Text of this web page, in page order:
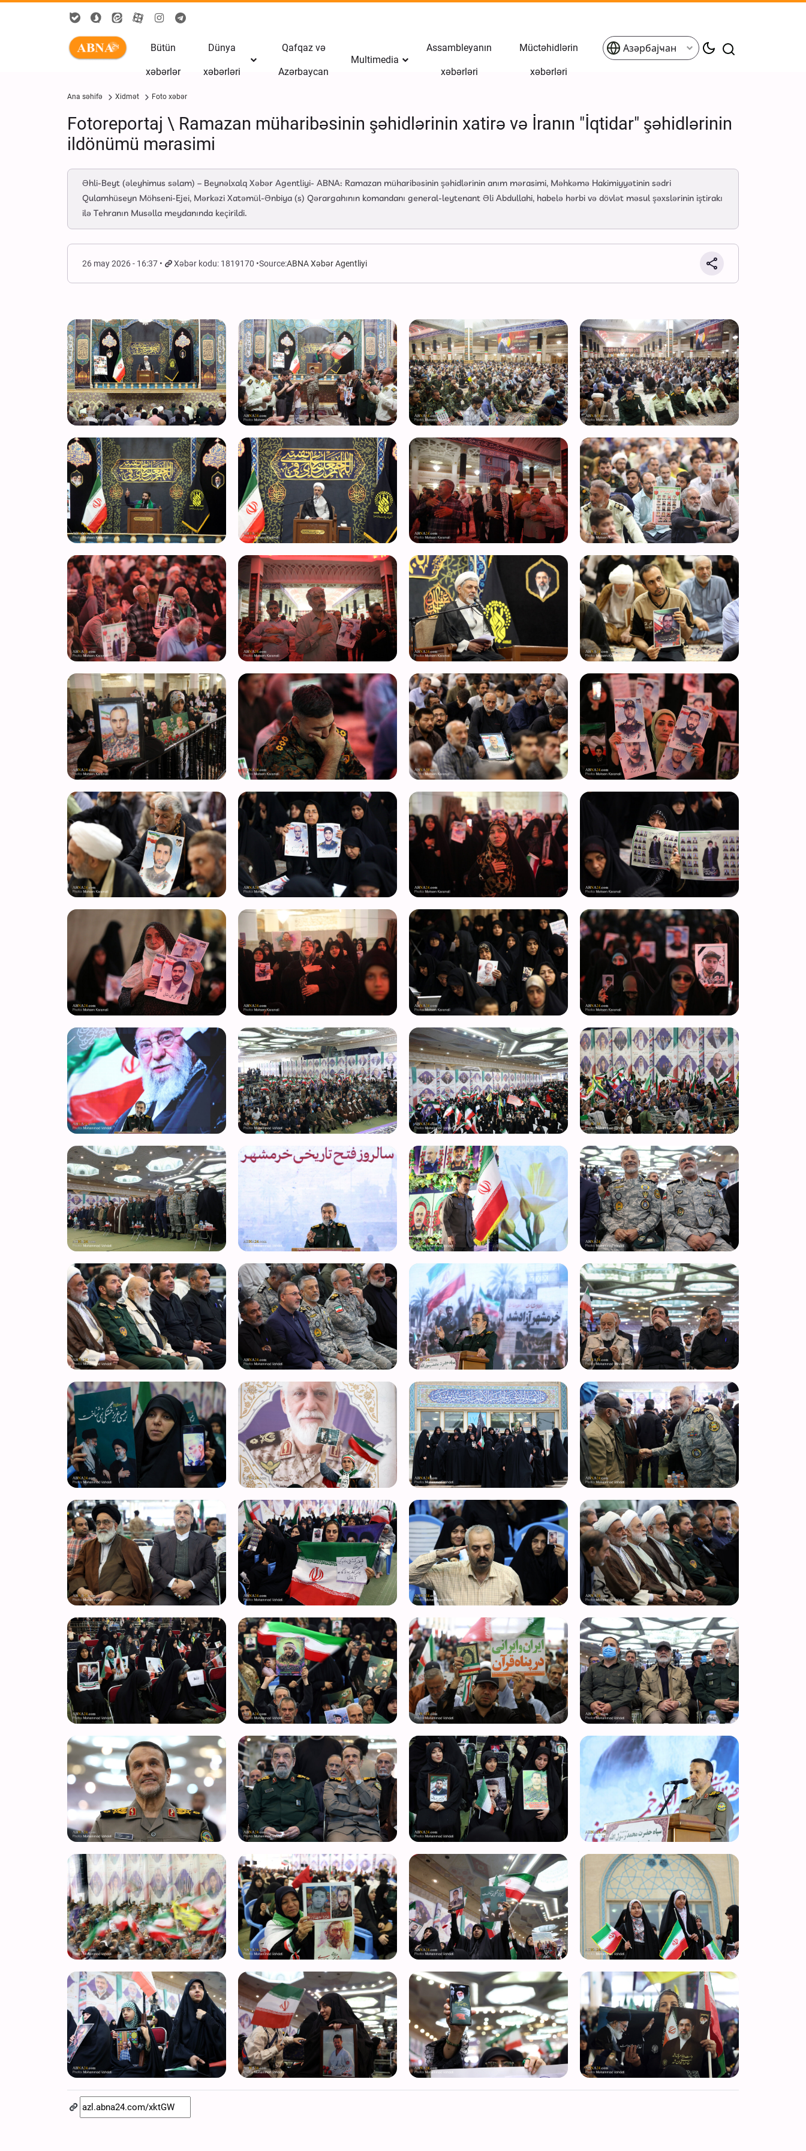
Bütün
xəbərlər
Dünya
xəbərləri
Qafqaz və
Azərbaycan
Multimedia
Assambleyanın
xəbərləri
Müctəhidlərin
xəbərləri
Азәрбајҹан
Ana səhifə Xidmət Foto xəbər
Fotoreportaj \ Ramazan müharibəsinin şəhidlərinin xatirə və İranın "İqtidar" şəhidlərinin
ildönümü mərasimi
Əhli-Beyt (əleyhimus səlam) – Beynəlxalq Xəbər Agentliyi- ABNA: Ramazan müharibəsinin şəhidlərinin anım mərasimi, Məhkəmə Hakimiyyətinin sədri
Qulamhüseyn Möhseni-Ejei, Mərkəzi Xatəmül-Ənbiya (s) Qərargahının komandanı general-leytenant Əli Abdullahi, habelə hərbi və dövlət məsul şəxslərinin iştirakı
ilə Tehranın Musəlla meydanında keçirildi.
26 may 2026 - 16:37 Xəbər kodu: 1819170 Source:ABNA Xəbər Agentliyi